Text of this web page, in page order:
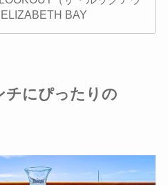
ELIZABETH BAY
チにぴったりの